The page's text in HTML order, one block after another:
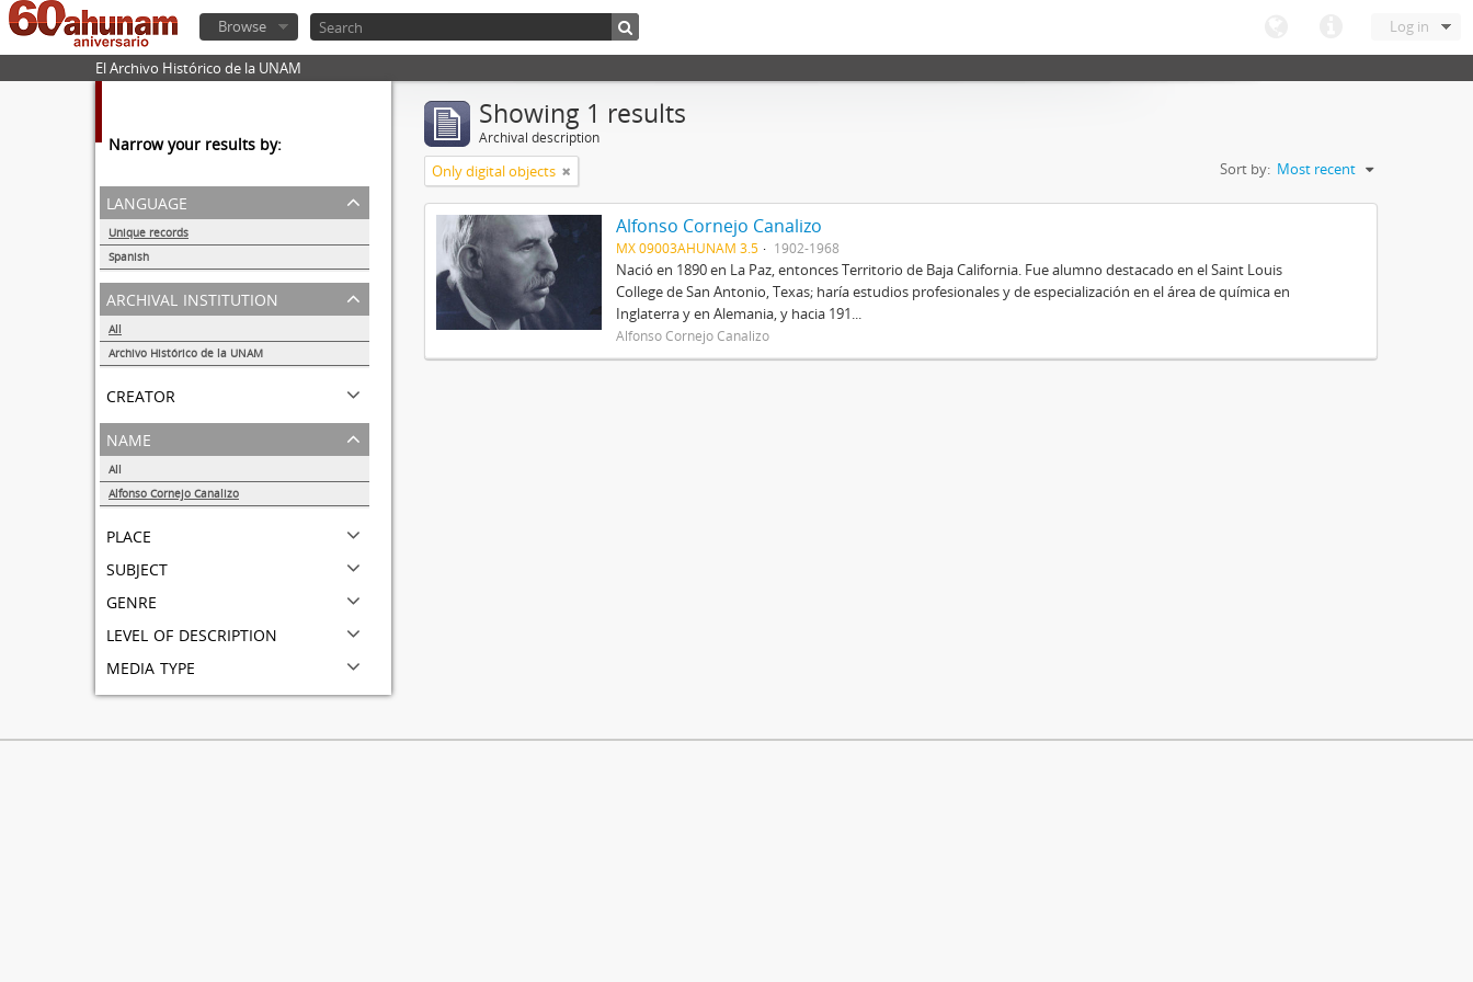
Log in
Browse
El Archivo Histórico de la UNAM
Narrow your results by:
language
Unique records
Spanish
1
archival institution
All
Archivo Histórico de la UNAM
creator
name
All
Alfonso Cornejo Canalizo
place
subject
genre
level of description
media type
Showing 1 results
Archival description
Only digital objects Sort by: Most recent
Alfonso Cornejo Canalizo
MX 09003AHUNAM 3.5 1902-1968
Nació en 1890 en La Paz, entonces Territorio de Baja California. Fue alumno destacado en el Saint Louis
College de San Antonio, Texas; haría estudios profesionales y de especialización en el área de química en
Inglaterra y en Alemania, y hacia 191...
Alfonso Cornejo Canalizo